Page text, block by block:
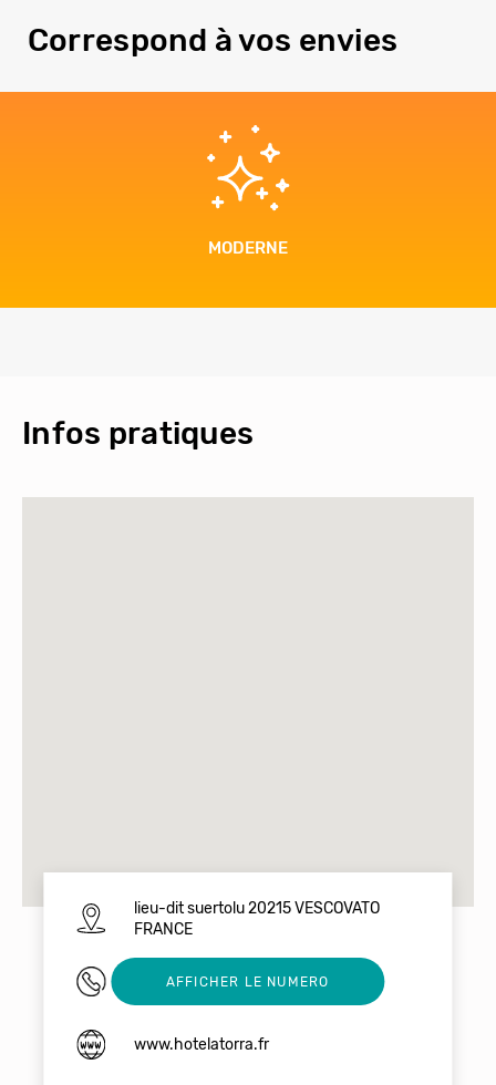
Correspond à vos envies
EN FAMILLE
Infos pratiques
lieu-dit suertolu 20215 VESCOVATO
FRANCE
0495342039
AFFICHER LE NUMERO
www.hotelatorra.fr